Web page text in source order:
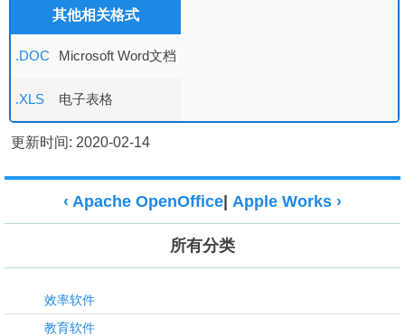
其他相关格式
.DOC Microsoft Word文档
.XLS 电子表格
更新时间: 2020-02-14
‹ Apache OpenOffice Apple Works ›
所有分类
效率软件
教育软件